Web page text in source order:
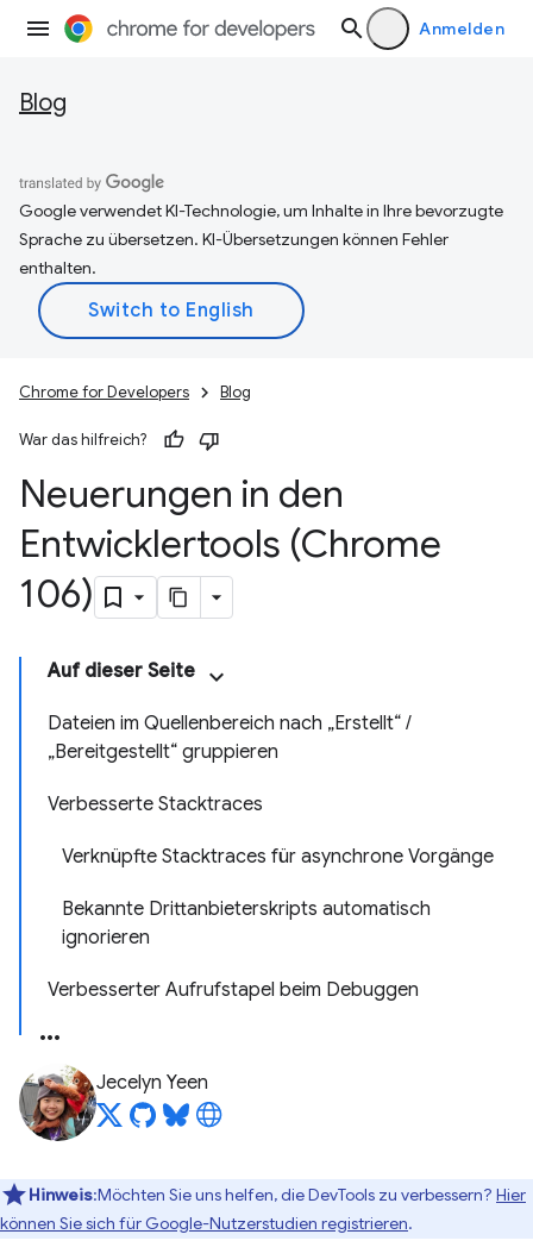
Anmelden
Blog
Google verwendet KI-Technologie, um Inhalte in Ihre bevorzugte
Sprache zu übersetzen. KI-Übersetzungen können Fehler
enthalten.
Chrome for Developers Blog
War das hilfreich?
Neuerungen in den
Entwicklertools (Chrome
106)
Auf dieser Seite
Dateien im Quellenbereich nach „Erstellt“ /
„Bereitgestellt“ gruppieren
Verbesserte Stacktraces
Verknüpfte Stacktraces für asynchrone Vorgänge
Bekannte Drittanbieterskripts automatisch
ignorieren
Verbesserter Aufrufstapel beim Debuggen
Jecelyn Yeen
Hinweis:Möchten Sie uns helfen, die DevTools zu verbessern? Hier
können Sie sich für Google-Nutzerstudien registrieren.